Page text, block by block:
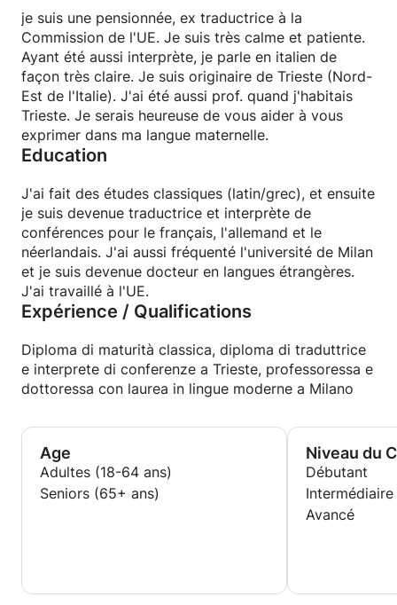
je suis une pensionnée, ex traductrice à la
Commission de l'UE. Je suis très calme et patiente.
Ayant été aussi interprète, je parle en italien de
façon très claire. Je suis originaire de Trieste (Nord-
Est de l'Italie). J'ai été aussi prof. quand j'habitais
Trieste. Je serais heureuse de vous aider à vous
exprimer dans ma langue maternelle.
Education
J'ai fait des études classiques (latin/grec), et ensuite
je suis devenue traductrice et interprète de
conférences pour le français, l'allemand et le
néerlandais. J'ai aussi fréquenté l'université de Milan
et je suis devenue docteur en langues étrangères.
J'ai travaillé à l'UE.
Expérience / Qualifications
Diploma di maturità classica, diploma di traduttrice
e interprete di conferenze a Trieste, professoressa e
dottoressa con laurea in lingue moderne a Milano
Age
Adultes (18-64 ans)
Seniors (65+ ans)
Niveau du
Débutant
Intermédiaire
Avancé